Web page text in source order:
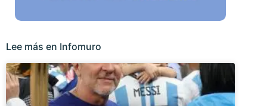
Lee más en Infomuro